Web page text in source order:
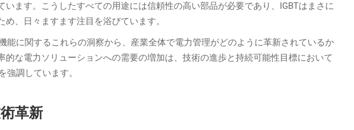
います。こうしたすべての用途には信頼性の高い部品が必要であり、IGBTはまさに
め、日々ますます注目を浴びています。
能に関するこれらの洞察から、産業全体で電力管理がどのように革新されているか
的な電力ソリューションへの需要の増加は、技術の進歩と持続可能性目標において
強調しています。
革新